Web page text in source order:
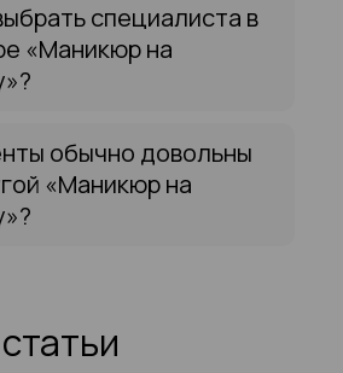
специалиста в
«Маникюр на
обычно довольны
«Маникюр на